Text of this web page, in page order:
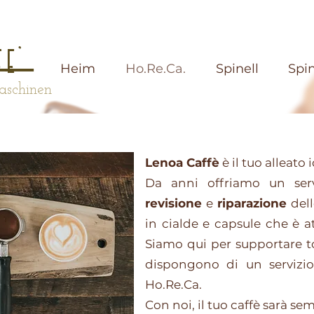
_ Heim Ho.Re.Ca. Spinell
Lenoa Caffè è il tuo alleato
Da anni offriamo un
revisione e riparazione
in cialde e capsule che è
Siamo qui per supportare
dispongono di un
Ho.Re.Ca.
Con noi, il tuo caffè sarà